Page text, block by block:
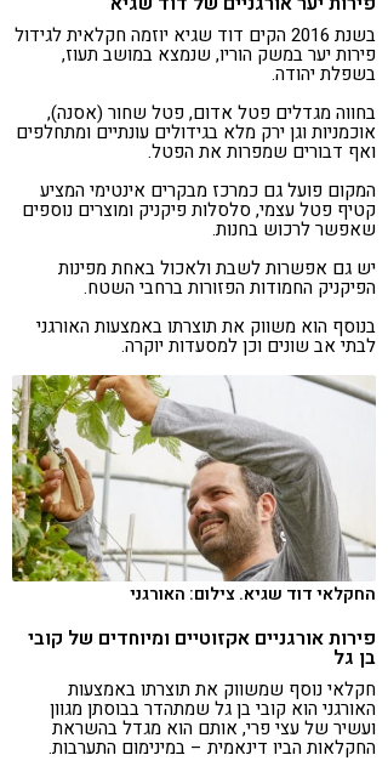
בשנת 2016 הקים דוד שגיא יוזמה חקלאית לגידול
פירות יער במשק הוריו, שנמצא במושב תעוז,
בשפלת יהודה.
בחווה מגדלים פטל אדום, פטל שחור (אסנה),
אוכמניות וגן ירק מלא בגידולים עונתיים ומתחלפים
ואף דבורים שמפרות את הפטל.
המקום פועל גם כמרכז מבקרים אינטימי המציע
קטיף פטל עצמי, סלסלות פיקניק ומוצרים נוספים
שאפשר לרכוש בחנות.
יש גם אפשרות לשבת ולאכול באחת מפינות
הפיקניק החמודות הפזורות ברחבי השטח.
בנוסף הוא משווק את תוצרתו באמצעות האורגני
לבתי אב שונים וכן למסעדות יוקרה.
החקלאי דוד שגיא. צילום: האורגני
פירות אורגניים אקזוטיים ומיוחדים של קובי
בן גל
חקלאי נוסף שמשווק את תוצרתו באמצעות
האורגני הוא קובי בן גל שמתהדר בבוסתן מגוון
ועשיר של עצי פרי, אותם הוא מגדל בהשראת
החקלאות הביו דינאמית – במינימום התערבות.